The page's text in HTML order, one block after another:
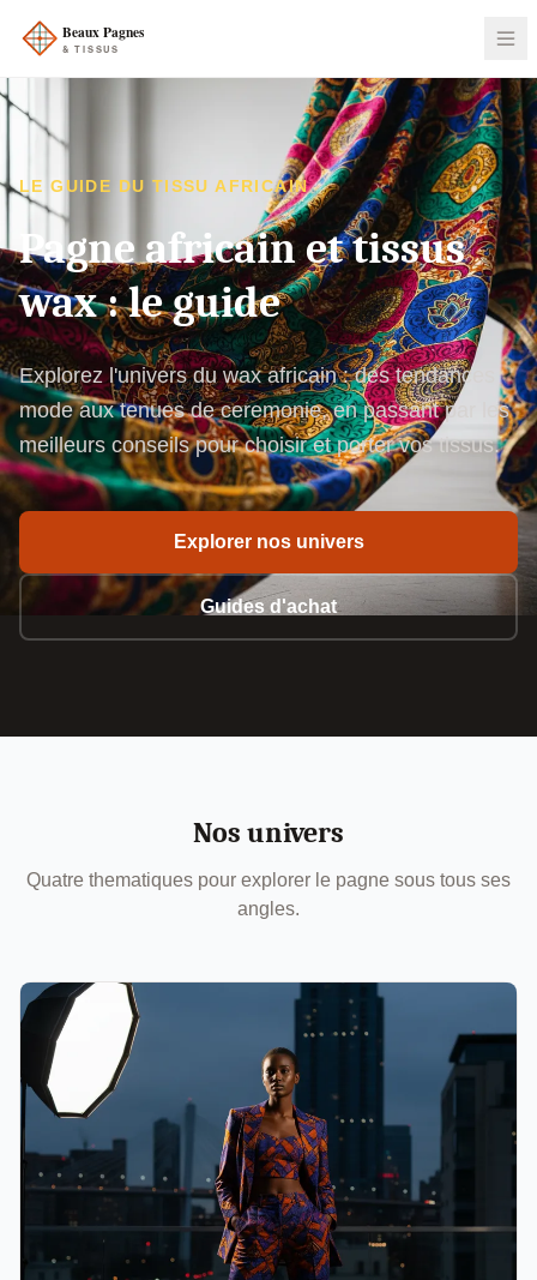
LE GUIDE DU TISSU AFRICAIN
Pagne africain et tissus
wax : le guide
Explorez l'univers du wax africain : des tendances
mode aux tenues de ceremonie, en passant par les
meilleurs conseils pour choisir et porter vos tissus.
Explorer nos univers
Guides d'achat
Nos univers
Quatre thematiques pour explorer le pagne sous tous ses
angles.